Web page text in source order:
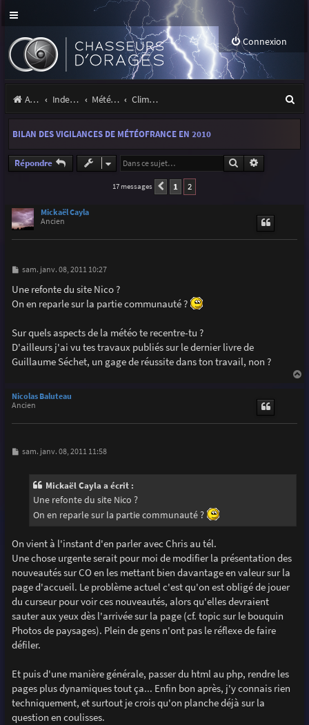
Connexion
Accueil Index du forum Météo et climatologie des orages Climatologie des orages
e
h
BILAN DES VIGILANCES DE MÉTÉOFRANCE EN 2010
Répondre Rechercher
17 messages Précédente
1 2
Mickaël Cayla
Ancien
M
s
s
a
sam. janv. 08, 2011 10:27
Une refonte du site Nico ?
On en reparle sur la partie communauté ?
Sur quels aspects de la météo te recentre-tu ?
D'ailleurs j'ai vu tes travaux publiés sur le dernier livre de
Guillaume Séchet, un gage de réussite dans ton travail, non ?
Nicolas Baluteau
Ancien
M
sam. janv. 08, 2011 11:58
Mickaël Cayla a écrit :
Une refonte du site Nico ?
On en reparle sur la partie communauté ?
On vient à l'instant d'en parler avec Chris au tél.
Une chose urgente serait pour moi de modifier la présentation des
nouveautés sur CO en les mettant bien davantage en valeur sur la
page d'accueil. Le problème actuel c'est qu'on est obligé de jouer
du curseur pour voir ces nouveautés, alors qu'elles devraient
sauter aux yeux dès l'arrivée sur la page (cf. topic sur le bouquin
Photos de paysages). Plein de gens n'ont pas le réflexe de faire
défiler.
Et puis d'une manière générale, passer du html au php, rendre les
pages plus dynamiques tout ça... Enfin bon après, j'y connais rien
techniquement, et surtout je crois qu'on planche déjà sur la
question en coulisses.